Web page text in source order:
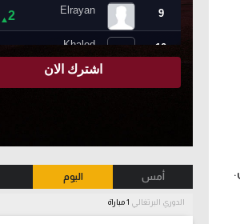
أمس اليوم
الدوري البرتغالي